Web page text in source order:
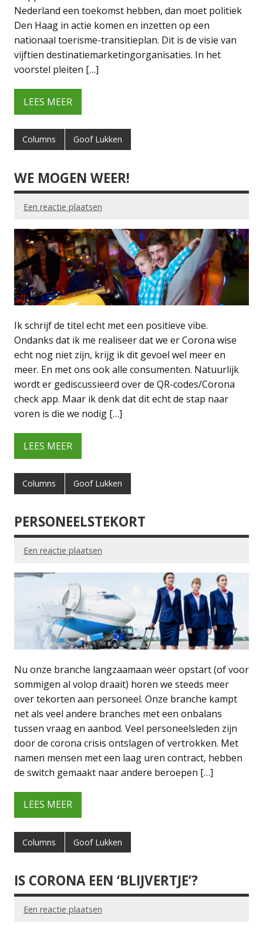
Nederland een toekomst hebben, dan moet politiek
Den Haag in actie komen en inzetten op een
nationaal toerisme-transitieplan. Dit is de visie van
vijftien destinatiemarketingorganisaties. In het
voorstel pleiten […]
LEES MEER
Columns Goof Lukken
WE MOGEN WEER!
Een reactie plaatsen
Ik schrijf de titel echt met een positieve vibe.
Ondanks dat ik me realiseer dat we er Corona wise
echt nog niet zijn, krijg ik dit gevoel wel meer en
meer. En met ons ook alle consumenten. Natuurlijk
wordt er gediscussieerd over de QR-codes/Corona
check app. Maar ik denk dat dit echt de stap naar
voren is die we nodig […]
LEES MEER
Columns Goof Lukken
PERSONEELSTEKORT
Een reactie plaatsen
Nu onze branche langzaamaan weer opstart (of voor
sommigen al volop draait) horen we steeds meer
over tekorten aan personeel. Onze branche kampt
net als veel andere branches met een onbalans
tussen vraag en aanbod. Veel personeelsleden zijn
door de corona crisis ontslagen of vertrokken. Met
namen mensen met een laag uren contract, hebben
de switch gemaakt naar andere beroepen […]
LEES MEER
Columns Goof Lukken
IS CORONA EEN ‘BLIJVERTJE’?
Een reactie plaatsen